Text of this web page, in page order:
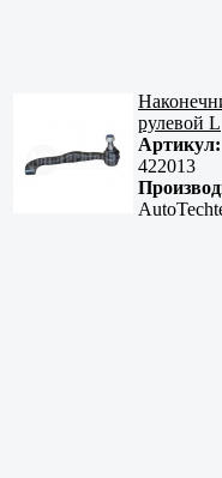
рулевой L
Артикул:
422013